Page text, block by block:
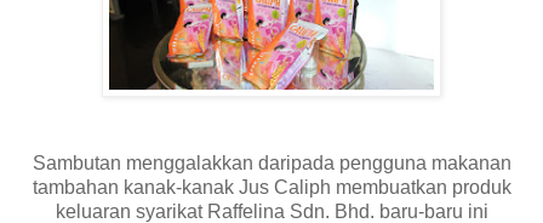
Sambutan menggalakkan daripada pengguna makanan
tambahan kanak-kanak Jus Caliph membuatkan produk
keluaran syarikat Raffelina Sdn. Bhd. baru-baru ini